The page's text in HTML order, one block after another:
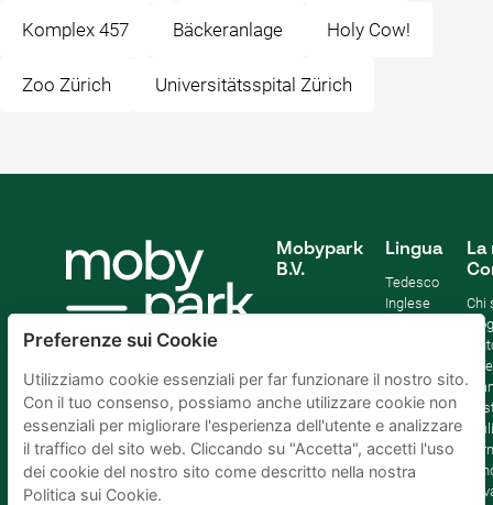
Komplex 457 Bäckeranlage Holy Cow!
Zoo Zürich Universitätsspital Zürich
Mobypark
B.V.
Lingua
Tedesco
Inglese
Olandese
La
Chi
Blog
Preferenze sui Cookie
Utilizziamo cookie essenziali per far funzionare il nostro sito.
Con il tuo consenso, possiamo anche utilizzare cookie non
essenziali per migliorare l'esperienza dell'utente e analizzare
il traffico del sito web. Cliccando su "Accetta", accetti l'uso
dei cookie del nostro sito come descritto nella nostra
Politica sui Cookie.